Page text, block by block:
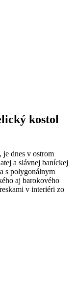
kostol
je dnes v ostrom
a slávnej baníckej
s polygonálnym
aj barokového
v interiéri zo